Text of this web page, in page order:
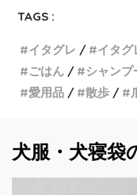
TAGS :
イタグレ イタ
ごはん
シャンプ
愛用品
散歩
犬服・犬寝袋